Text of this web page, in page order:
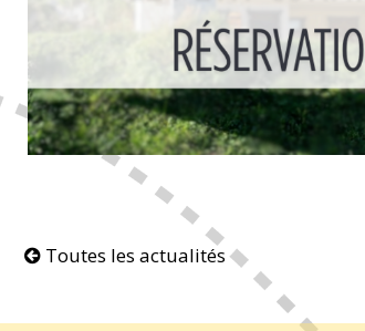
Toutes les actualités